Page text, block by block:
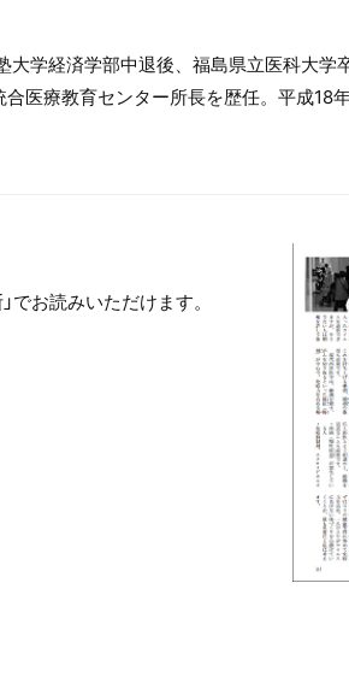
学経済学部中退後、福島県立医科大学
医療教育センター所長を歴任。平成18
でお読みいただけます。